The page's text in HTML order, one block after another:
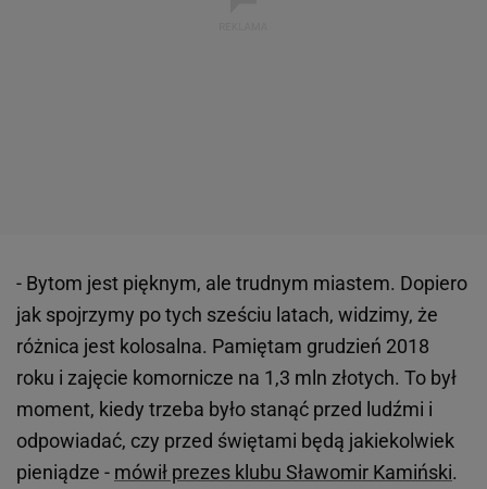
- Bytom jest pięknym, ale trudnym miastem. Dopiero
jak spojrzymy po tych sześciu latach, widzimy, że
różnica jest kolosalna. Pamiętam grudzień 2018
roku i zajęcie komornicze na 1,3 mln złotych. To był
moment, kiedy trzeba było stanąć przed ludźmi i
odpowiadać, czy przed świętami będą jakiekolwiek
pieniądze - mówił prezes klubu Sławomir Kamiński.